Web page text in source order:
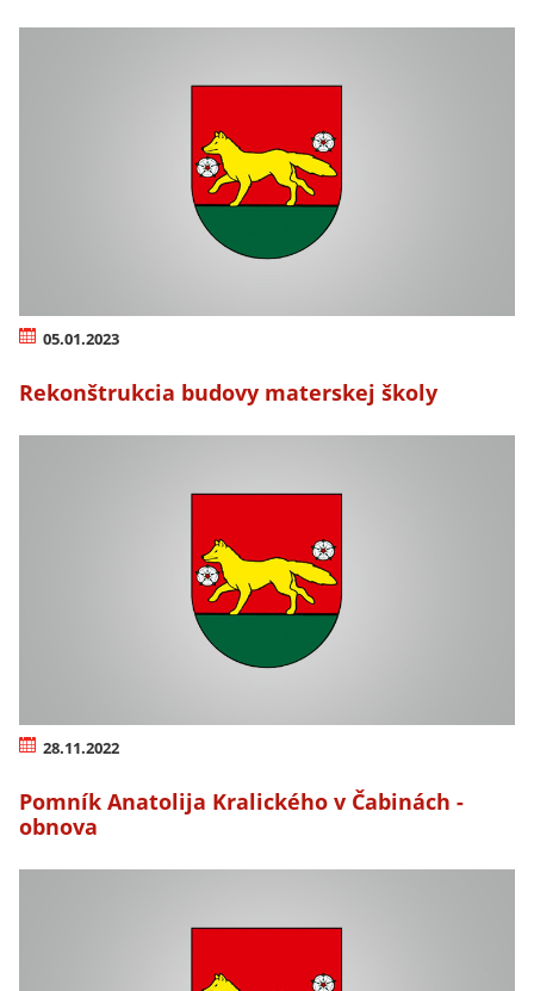
05.01.2023
Rekonštrukcia budovy materskej školy
28.11.2022
Pomník Anatolija Kralického v Čabinách -
obnova